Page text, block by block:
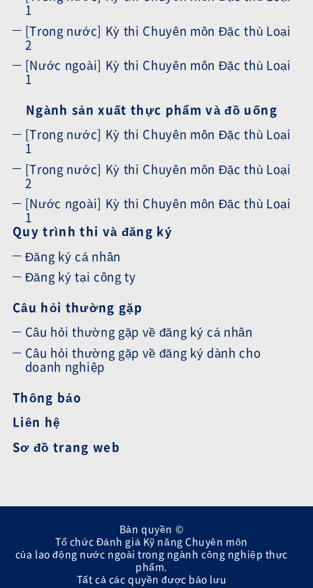
1
[Trong nước] Kỳ thi Chuyên môn Đặc thù Loại
2
[Nước ngoài] Kỳ thi Chuyên môn Đặc thù Loại
1
Ngành sản xuất thực phẩm và đồ uống
[Trong nước] Kỳ thi Chuyên môn Đặc thù Loại
1
[Trong nước] Kỳ thi Chuyên môn Đặc thù Loại
2
[Nước ngoài] Kỳ thi Chuyên môn Đặc thù Loại
1
Quy trình thi và đăng ký
Đăng ký cá nhân
Đăng ký tại công ty
Câu hỏi thường gặp
Câu hỏi thường gặp về đăng ký cá nhân
Câu hỏi thường gặp về đăng ký dành cho
doanh nghiệp
Thông báo
Liên hệ
Sơ đồ trang web
Bản quyền ©
Tổ chức Đánh giá Kỹ năng Chuyên môn
của lao động nước ngoài trong ngành công nghiệp thực
phẩm.
Tất cả các quyền được bảo lưu